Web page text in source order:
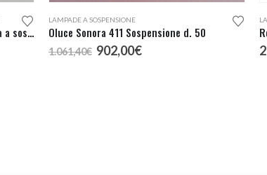
Seletti Monkey Lamp Ceiling lampada a sospensione
LAMPADE A SOSPENSIONE
Oluce Sonora 411 Sospensione d. 50
1.061,40€ Il
prezzo
902,00€Il